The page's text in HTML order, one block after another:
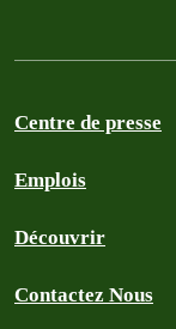
Centre de presse
Emplois
Découvrir
Contactez Nous